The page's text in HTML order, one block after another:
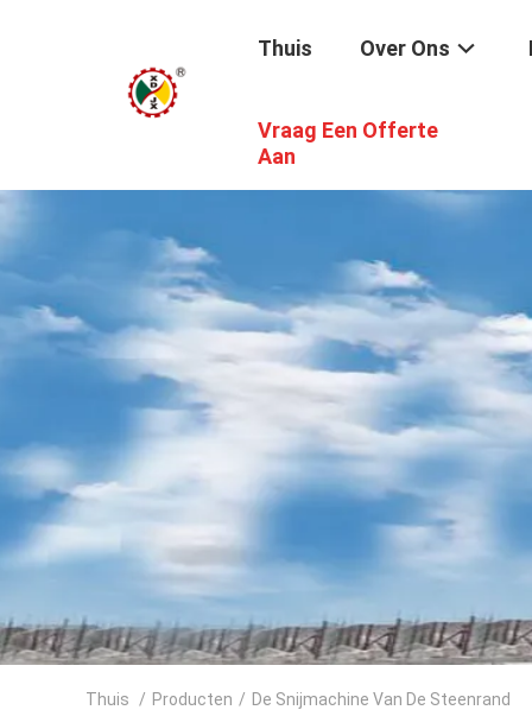
Thuis Over Ons
Vraag Een Offerte
Aan
Thuis / Producten / De Snijmachine Van De Steenrand